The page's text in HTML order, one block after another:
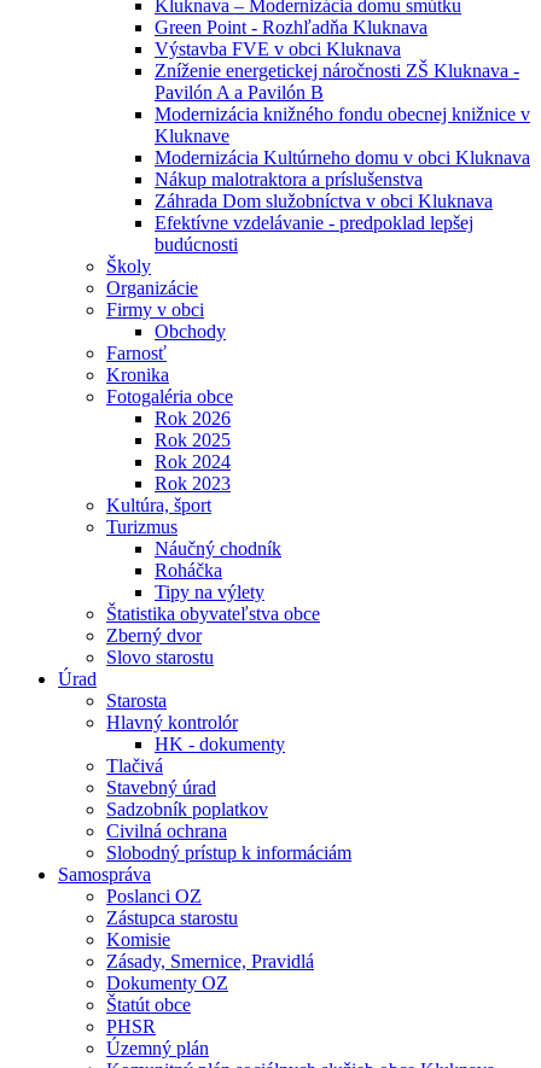
Kluknava – Modernizácia domu smútku
Green Point - Rozhľadňa Kluknava
Výstavba FVE v obci Kluknava
Zníženie energetickej náročnosti ZŠ Kluknava -
Pavilón A a Pavilón B
Modernizácia knižného fondu obecnej knižnice v
Kluknave
Modernizácia Kultúrneho domu v obci Kluknava
Nákup malotraktora a príslušenstva
Záhrada Dom služobníctva v obci Kluknava
Efektívne vzdelávanie - predpoklad lepšej
budúcnosti
Školy
Organizácie
Firmy v obci
Obchody
Farnosť
Kronika
Fotogaléria obce
Rok 2026
Rok 2025
Rok 2024
Rok 2023
Kultúra, šport
Turizmus
Náučný chodník
Roháčka
Tipy na výlety
Štatistika obyvateľstva obce
Zberný dvor
Slovo starostu
Úrad
Starosta
Hlavný kontrolór
HK - dokumenty
Tlačivá
Stavebný úrad
Sadzobník poplatkov
Civilná ochrana
Slobodný prístup k informáciám
Samospráva
Poslanci OZ
Zástupca starostu
Komisie
Zásady, Smernice, Pravidlá
Dokumenty OZ
Štatút obce
PHSR
Územný plán